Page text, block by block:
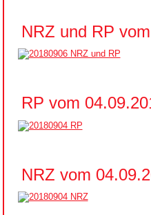
NRZ und RP
RP vom
NRZ vom